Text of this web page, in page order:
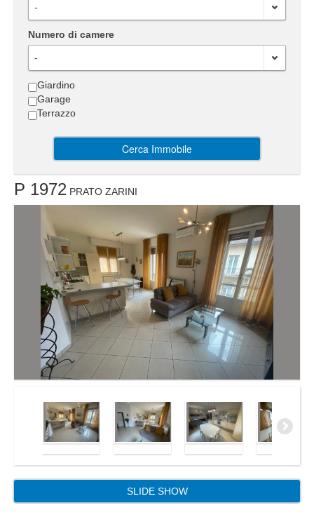
-
Numero di camere
-
Giardino
Garage
Terrazzo
Cerca Immobile
P 1972 PRATO ZARINI
SLIDE SHOW